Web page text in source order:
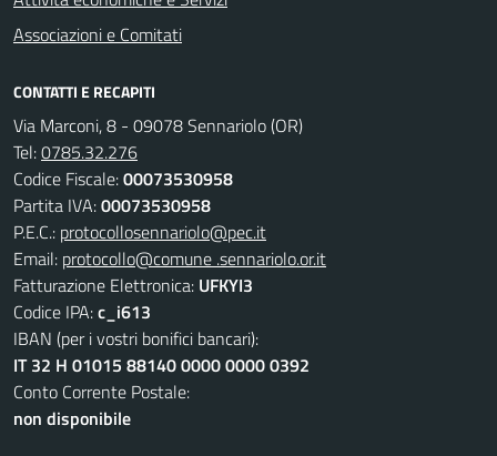
Associazioni e Comitati
CONTATTI E RECAPITI
Via Marconi, 8 - 09078 Sennariolo (OR)
Tel:0785.32.276
Codice Fiscale:00073530958
Partita IVA:00073530958
P.E.C.: protocollosennariolo@pec.it
Email: protocollo@comune .sennariolo.or.it
Fatturazione Elettronica: UFKYI3
Codice IPA:c_i613
IBAN (per i vostri bonifici bancari):
IT 32 H 01015 88140 0000 0000 0392
Conto Corrente Postale:
non disponibile